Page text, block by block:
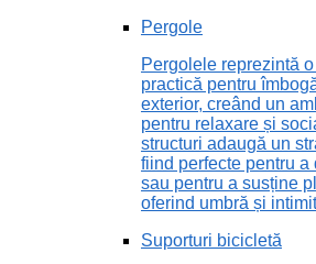
Pergole
Pergolele reprezintă
practică pentru
exterior, creând un
pentru relaxare și
structuri adaugă un
fiind perfecte pentru
sau pentru a susține
oferind umbră și
Suporturi bicicletă